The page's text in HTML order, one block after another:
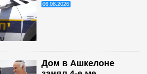
06.08.2026
Дом в Ашкелоне